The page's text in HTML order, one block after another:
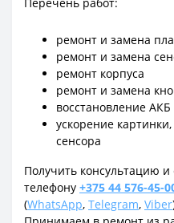
ремонт и замена
ремонт и замена
ремонт корпуса
ремонт и замена
восстановление
ускорение
сенсора
Получить консультацию и
телефону +375 44 576-45-
(WhatsApp, Telegram, Viber